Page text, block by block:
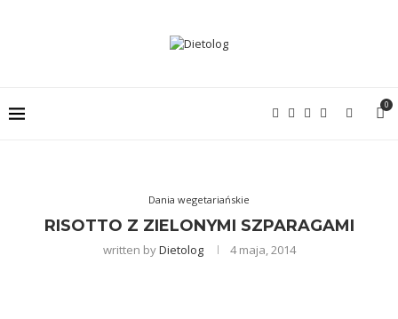
0
Dania wegetariańskie
RISOTTO Z ZIELONYMI SZPARAGAMI
written byDietolog 4 maja, 2014